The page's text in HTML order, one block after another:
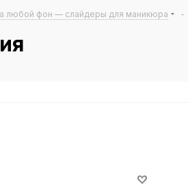
любой фон — слайдеры для маникюра -